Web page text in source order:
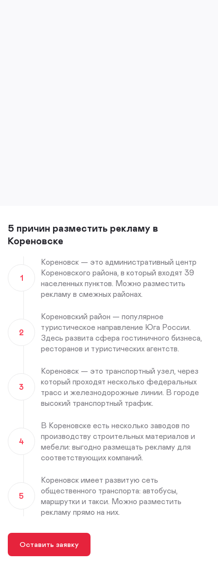
5 причин разместить рекламу в
Кореновске
1
Кореновск — это административный центр
Кореновского района, в который входят 39
населенных пунктов. Можно разместить
рекламу в смежных районах.
2
Кореновский район — популярное
туристическое направление Юга России.
Здесь развита сфера гостиничного бизнеса,
ресторанов и туристических агентств.
3
Кореновск — это транспортный узел, через
который проходят несколько федеральных
трасс и железнодорожные линии. В городе
высокий транспортный трафик.
4
В Кореновске есть несколько заводов по
производству строительных материалов и
мебели: выгодно размещать рекламу для
соответствующих компаний.
5
Кореновск имеет развитую сеть
общественного транспорта: автобусы,
маршрутки и такси. Можно разместить
рекламу прямо на них.
Оставить заявку